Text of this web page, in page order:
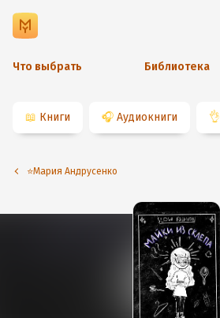
Что выбрать Библиотека
📖 Книги 🎧 Аудиокниги 👌
⭐️Мария Андрусенко